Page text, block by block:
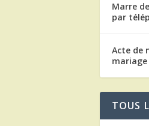
Marre
par
Acte de
TOUS